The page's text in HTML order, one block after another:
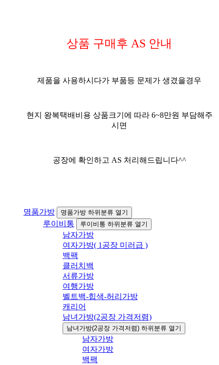
상품 구매후 AS 안내
제품을 사용하시다가 부품등 문제가 생겼을경우
현지 왕복택배비용 상품크기에 따라 6~8만원 부담해주
시면
공장에 확인하고 AS 처리해드립니다^^
명품가방 명품가방 하위분류 열기
루이비통 루이비통 하위분류 열기
남자가방
여자가방( 1공장 미러급 )
백팩
클러치백
서류가방
여행가방
벨트백-힙색-허리가방
캐리어
남녀가방(2공장 가격저렴)
남녀가방(2공장 가격저렴) 하위분류 열기
남자가방
여자가방
백팩